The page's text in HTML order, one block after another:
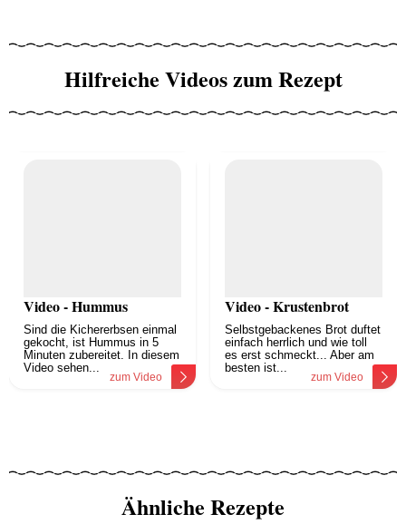
Hilfreiche Videos zum Rezept
Video - Hummus
Sind die Kichererbsen einmal
gekocht, ist Hummus in 5
Minuten zubereitet. In diesem
Video sehen...
zum Video
Video - Krustenbrot
Selbstgebackenes Brot duftet
einfach herrlich und wie toll
es erst schmeckt... Aber am
besten ist...
zum Video
Ähnliche Rezepte